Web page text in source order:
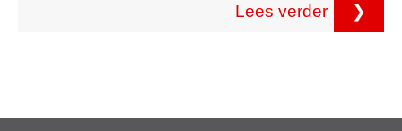
Lees verder ❯